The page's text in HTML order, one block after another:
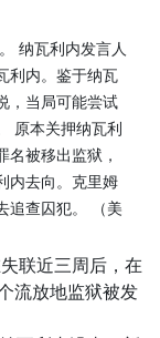
纳瓦利内发言人
利内。鉴于纳瓦
，当局可能尝试
原本关押纳瓦利
被移出监狱，
内去向。克里姆
追查囚犯。 （美
联近三周后，在
流放地监狱被发